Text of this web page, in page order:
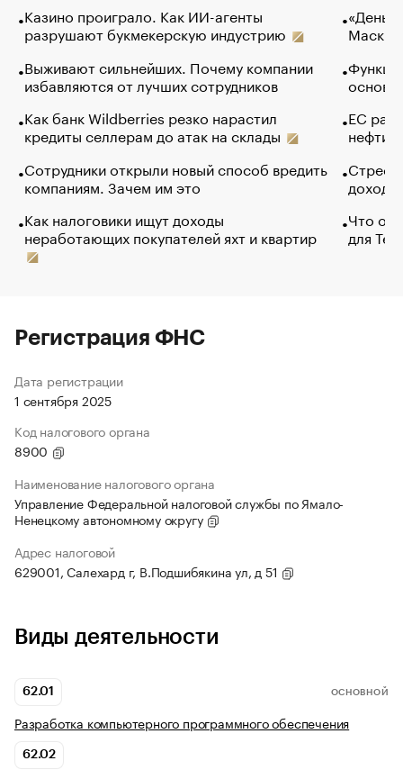
Казино проиграло. Как ИИ-агенты
разрушают букмекерскую индустрию
Выживают сильнейших. Почему компании
избавляются от лучших сотрудников
Как банк Wildberries резко нарастил
кредиты селлерам до атак на склады
Сотрудники открыли новый способ вредить
компаниям. Зачем им это
Как налоговики ищут доходы
неработающих покупателей яхт и квартир
Маск в
основ
ЕС
нефти
Что
для
Регистрация ФНС
Дата регистрации
1 сентября 2025
Код налогового органа
8900
Наименование налогового органа
Управление Федеральной налоговой службы по Ямало-
Ненецкому автономному округу
Адрес налоговой
629001, Салехард г, В.Подшибякина ул, д 51
Виды деятельности
62.01 ОСНОВНОЙ
Разработка компьютерного программного обеспечения
62.02